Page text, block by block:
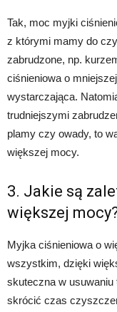
Tak, moc myjki
z którymi mamy do
zabrudzone, np.
ciśnieniowa o
wystarczająca.
trudniejszymi
plamy czy owady, to
większej mocy.
3. Jakie są
większej
Myjka ciśnieniowa o
wszystkim, dzięki
skuteczna w
skrócić czas